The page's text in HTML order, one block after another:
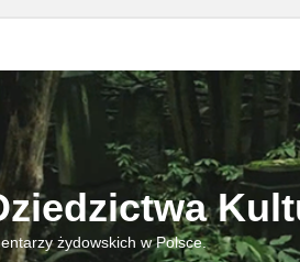
żydowskich w Polsce.